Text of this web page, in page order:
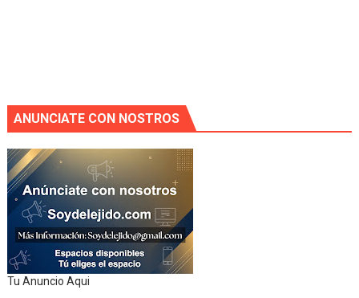
ANUNCIATE CON NOSTROS
Tu Anuncio Aqui